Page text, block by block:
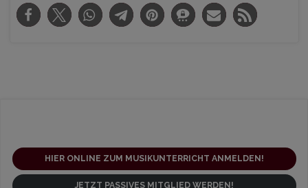
HIER ONLINE ZUM MUSIKUNTERRICHT ANMELDEN!
JETZT PASSIVES MITGLIED WERDEN!